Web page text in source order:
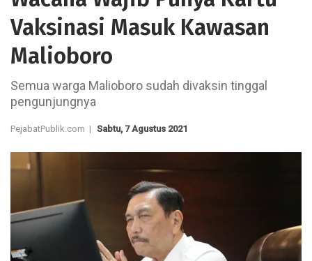
Vaksinasi Masuk Kawasan
Malioboro
Semua warga Malioboro sudah divaksin tinggal
pengunjungnya
PejabatPublik.com | Sabtu, 7 Agustus 2021